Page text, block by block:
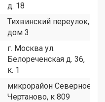
д. 18
Тихвинский переулок,
дом 3
г. Москва ул.
Белореченская д. 36,
к. 1
микрорайон Северное
Чертаново, к 809